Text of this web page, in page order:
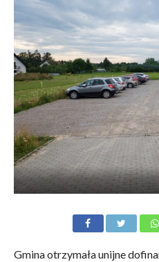
Gmina otrzymała unijne